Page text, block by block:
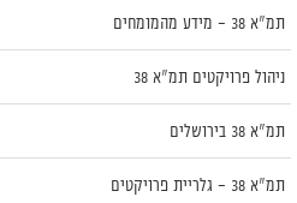
תמ"א 38 – מידע מהמומחים
ניהול פרויקטים תמ"א 38
תמ"א 38 בירושלים
תמ"א 38 – גלריית פרויקטים